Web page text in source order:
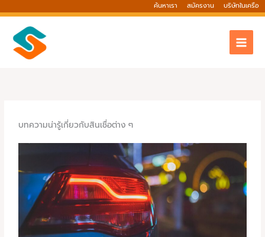
to
content
ค้นหาเรา สมัครงาน บริษัทในเครือ
บทความน่ารู้เกี่ยวกับสินเชื่อต่าง ๆ
a
g
e
a
g
e
a
g
e
g
e
P
a
g
e
P
a
g
e
a
g
e
a
g
e
P
a
g
e
P
a
e